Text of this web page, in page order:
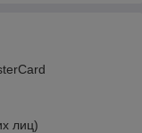
лиц)